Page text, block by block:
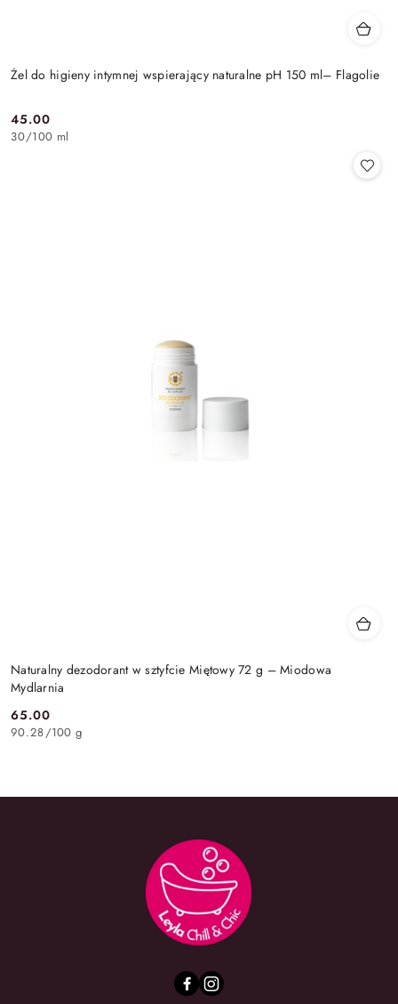
Żel do higieny intymnej wspierający naturalne pH 150 ml– Flagolie
Cena:
45.00
30/100 ml
Naturalny dezodorant w sztyfcie Miętowy 72 g – Miodowa
Mydlarnia
Cena:
65.00
90.28/100 g